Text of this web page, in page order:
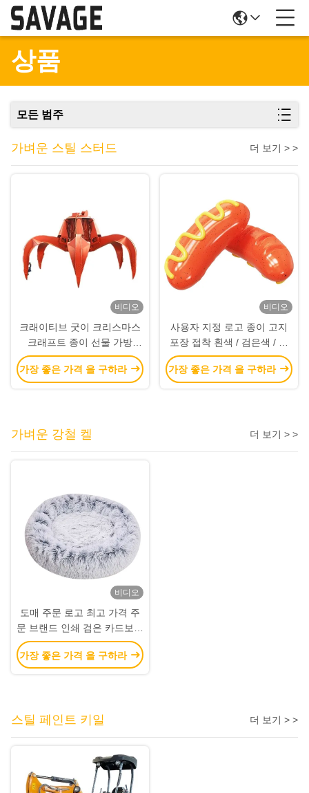
상품
모든 범주
가벼운 스틸 스터드 더 보기 > >
비디오
크래이티브 굿이 크리스마스
크래프트 종이 선물 가방
Xmas 장식 파티에 자신의 로
고와
가장 좋은 가격 을 구하라
비디오
사용자 지정 로고 종이 고지
포장 접착 흰색 / 검은색 / 장
미 금색 고급 자석 선물 상자
리본 폐쇄
가장 좋은 가격 을 구하라
가벼운 강철 켈 더 보기 > >
비디오
도매 주문 로고 최고 가격 주
문 브랜드 인쇄 검은 카드보드
와인 종이 가방
가장 좋은 가격 을 구하라
스틸 페인트 키일 더 보기 > >